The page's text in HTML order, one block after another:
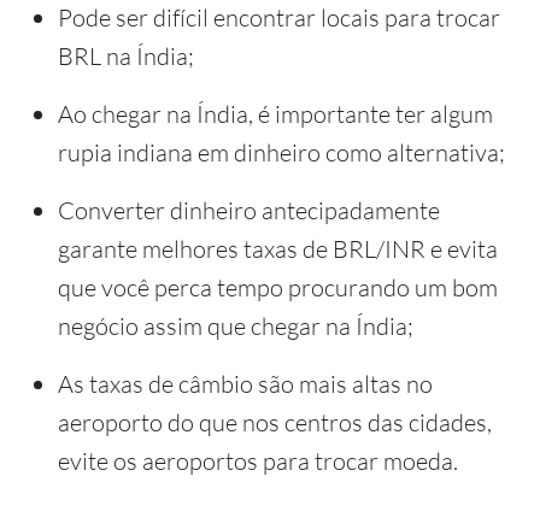
Pode ser difícil encontrar locais para trocar
BRL na Índia;
Ao chegar na Índia, é importante ter algum
rupia indiana em dinheiro como alternativa;
Converter dinheiro antecipadamente
garante melhores taxas de BRL/INR e evita
que você perca tempo procurando um bom
negócio assim que chegar na Índia;
As taxas de câmbio são mais altas no
aeroporto do que nos centros das cidades,
evite os aeroportos para trocar moeda.